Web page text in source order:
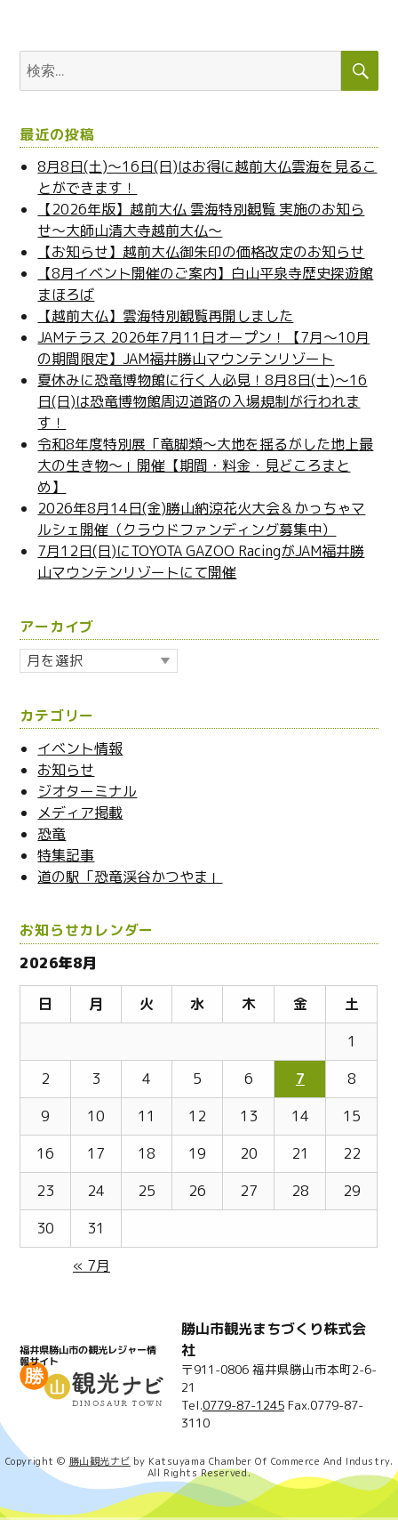
て
だ
さ
い
し
い
ウ
ィ
ン
ド
ウ
で
開
き
ま
す
)
r
い
ウ
で
開
き
ま
す
)
リ
検
索:
検
最近の投稿
8月8日(土)～16日(日)はお得に越前大仏雲海を見るこ
とができます！
【2026年版】越前大仏 雲海特別観覧 実施のお知ら
せ～大師山清大寺越前大仏～
【お知らせ】越前大仏御朱印の価格改定のお知らせ
【8月イベント開催のご案内】白山平泉寺歴史探遊館
まほろば
【越前大仏】雲海特別観覧再開しました
JAMテラス 2026年7月11日オープン！【7月～10月
の期間限定】JAM福井勝山マウンテンリゾート
夏休みに恐竜博物館に行く人必見！8月8日(土)～16
日(日)は恐竜博物館周辺道路の入場規制が行われま
す！
令和8年度特別展「竜脚類～大地を揺るがした地上最
大の生き物～」開催【期間・料金・見どころまと
め】
2026年8月14日(金)勝山納涼花火大会＆かっちゃマ
ルシェ開催（クラウドファンディング募集中）
7月12日(日)にTOYOTA GAZOO RacingがJAM福井勝
山マウンテンリゾートにて開催
アーカイブ
ア
ー
イ
ブ
カテゴリー
イベント情報
お知らせ
ジオターミナル
メディア掲載
恐竜
特集記事
道の駅「恐竜渓谷かつやま」
お知らせカレンダー
2026年8月
日 月 火 水 木 金
土
1
2
3 4 5 6 7
8
9
10 11 12 13 14
15
16
17 18 19 20 21
22
23
24 25 26 27 28
29
30
31
« 7月
福井県勝山市の観光レジャー情
報サイト
勝山市観光まちづくり株式会
社
〒911-0806 福井県勝山市本町2-6-
21
Tel.0779-87-1245Fax.0779-87-
3110
Copyright © 勝山観光ナビ by Katsuyama Chamber Of Commerce And Industry.
All Rights Reserved.